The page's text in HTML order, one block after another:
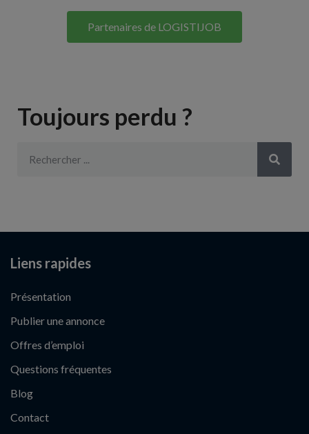
Partenaires de LOGISTIJOB
Toujours perdu ?
Liens rapides
Présentation
Publier une annonce
Offres d’emploi
Questions fréquentes
Blog
Contact